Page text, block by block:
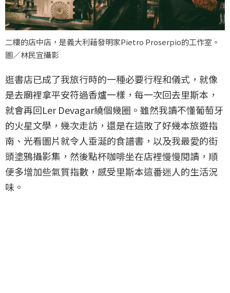
二樓的店中店，是義大利藉發明家Pietro Proserpio的工作室。
圖／林民宜攝影
逛書店已成了我旅行時的一種必要行程和儀式，就像
是去廟裡拿平安符過香爐一樣，每一次回去里斯本，
就會再回Ler Devagar繞個幾圈。雖然我讀不懂葡萄牙
的火星文學，幾次走訪，還是在這敗了好幾本旅遊指
南、光看圖片就令人垂涎的食譜書，以及我最愛的街
頭塗鴉攝影集，然後點杯咖啡坐在店裡慢慢閱讀，順
便多增加些氣質指數，感受里斯本這番迷人的生活況
味。